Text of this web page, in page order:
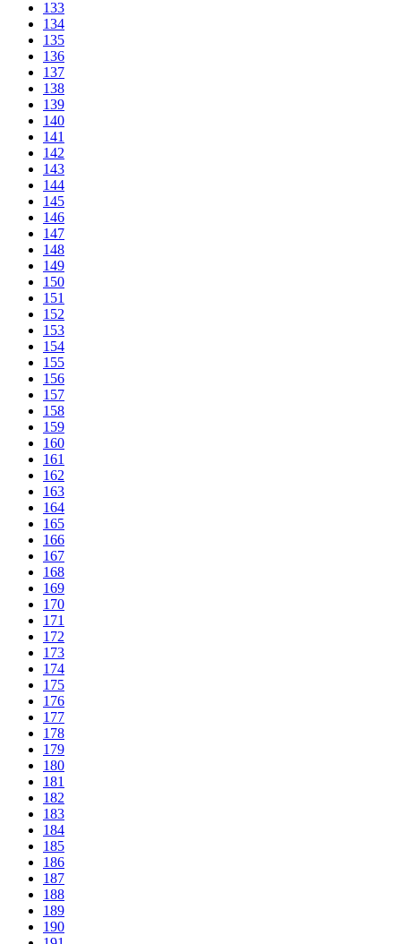
133
134
135
136
137
138
139
140
141
142
143
144
145
146
147
148
149
150
151
152
153
154
155
156
157
158
159
160
161
162
163
164
165
166
167
168
169
170
171
172
173
174
175
176
177
178
179
180
181
182
183
184
185
186
187
188
189
190